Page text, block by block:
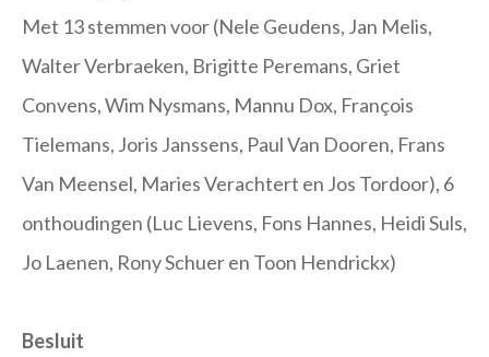
Met 13 stemmen voor (Nele Geudens, Jan Melis,
Walter Verbraeken, Brigitte Peremans, Griet
Convens, Wim Nysmans, Mannu Dox, François
Tielemans, Joris Janssens, Paul Van Dooren, Frans
Van Meensel, Maries Verachtert en Jos Tordoor), 6
onthoudingen (Luc Lievens, Fons Hannes, Heidi Suls,
Jo Laenen, Rony Schuer en Toon Hendrickx)
Besluit